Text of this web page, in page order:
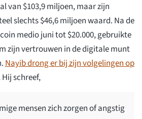
van $103,9 miljoen, maar zijn
slechts $46,6 miljoen waard. Na de
medio juni tot $20.000, gebruikte
zijn vertrouwen in de digitale munt
Nayib drong er bij zijn volgelingen op
Hij schreef,
mensen zich zorgen of angstig